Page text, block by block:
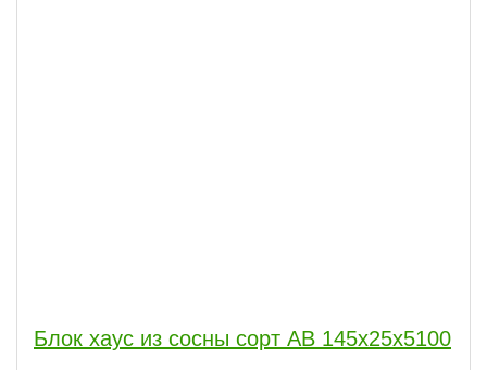
Блок хаус из сосны сорт АВ 145х25х5100